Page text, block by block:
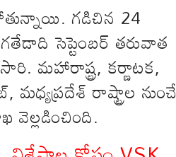
గడిచిన 24
సెప్టెంబర్‌ తరువాత
మహారాష్ట్ర, కర్ణాటక,
రాష్ట్రాల నుంచే
వెల్లడించింది.